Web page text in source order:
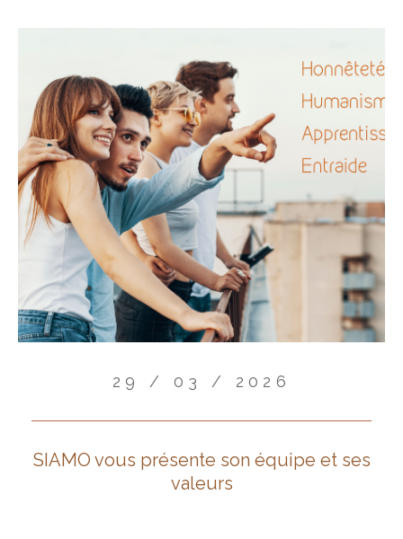
29 / 03 / 2026
SIAMO vous présente son équipe et ses
valeurs